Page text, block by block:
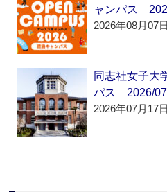
ャンパス
2026年08月07
同志社女子大
パス 2026/
2026年07月17